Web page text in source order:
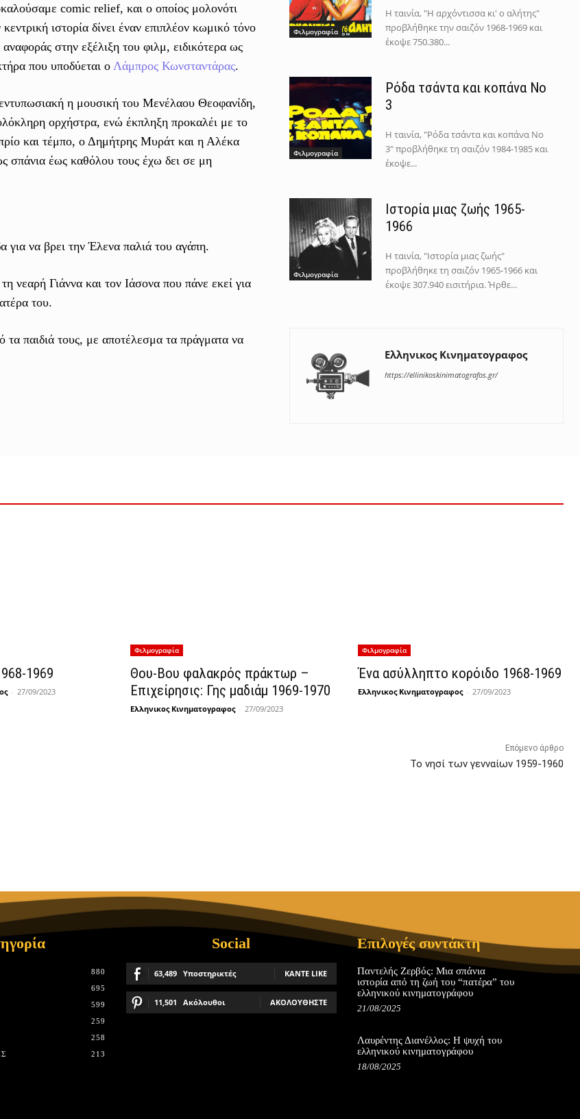
comic relief, και ο οποίος μολονότι
ιστορία δίνει έναν επιπλέον κωμικό τόνο
στην εξέλιξη του φιλμ, ειδικότερα ως
που υποδύεται ο Λάμπρος Κωνσταντάρας.
η μουσική του Μενέλαου Θεοφανίδη,
ορχήστρα, ενώ έκπληξη προκαλέι με το
και τέμπο, ο Δημήτρης Μυράτ και η Αλέκα
σπάνια έως καθόλου τους έχω δει σε μη
για να βρει την Έλενα παλιά του αγάπη.
νεαρή Γιάννα και τον Ιάσονα που πάνε εκεί για
του.
παιδιά τους, με αποτέλεσμα τα πράγματα να
Φιλμογραφία
Η ταινία, "Η αρχόντισσα κι' ο αλήτης"
προβλήθηκε την σαιζόν 1968-1969 και
έκοψε 750.380...
Φιλμογραφία
Ρόδα τσάντα και κοπάνα Νο
3
Η ταινία, "Ρόδα τσάντα και κοπάνα Νο
3" προβλήθηκε τη σαιζόν 1984-1985 και
έκοψε...
Φιλμογραφία
Ιστορία μιας ζωής 1965-
1966
Η ταινία, "Ιστορία μιας ζωής"
προβλήθηκε τη σαιζόν 1965-1966 και
έκοψε 307.940 εισιτήρια. Ήρθε...
Ελληνικος Κινηματογραφος
https://ellinikoskinimatografos.gr/
1969
- 27/09/2023
Φιλμογραφία
Θου-Βου φαλακρός πράκτωρ –
Επιχείρησις: Γης μαδιάμ 1969-1970
Ελληνικος Κινηματογραφος - 27/09/2023
Φιλμογραφία
Ένα ασύλληπτο κορόιδο 1968-1969
Ελληνικος Κινηματογραφος - 27/09/2023
Επόμενο άρθρο
Το νησί των γενναίων 1959-1960
880
695
599
259
258
213
Social
63,489 Υποστηρικτές ΚΆΝΤΕ LIKE
11,501 Ακόλουθοι ΑΚΟΛΟΥΘΉΣΤΕ
Επιλογές συντάκτη
Παντελής Ζερβός: Μια σπάνια
ιστορία από τη ζωή του “πατέρα” του
ελληνικού κινηματογράφου
21/08/2025
Λαυρέντης Διανέλλος: Η ψυχή του
ελληνικού κινηματογράφου
18/08/2025